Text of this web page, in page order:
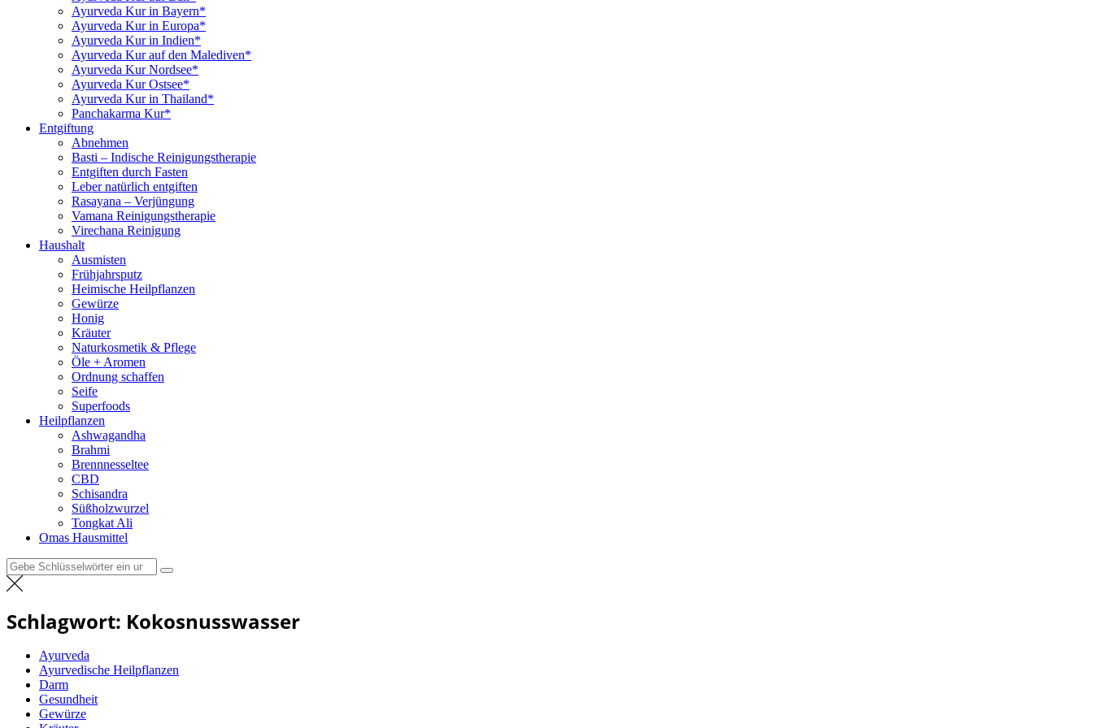
Ayurveda Kur in Bayern*
Ayurveda Kur in Europa*
Ayurveda Kur in Indien*
Ayurveda Kur auf den Malediven*
Ayurveda Kur Nordsee*
Ayurveda Kur Ostsee*
Ayurveda Kur in Thailand*
Panchakarma Kur*
Entgiftung
Abnehmen
Basti – Indische Reinigungstherapie
Entgiften durch Fasten
Leber natürlich entgiften
Rasayana – Verjüngung
Vamana Reinigungstherapie
Virechana Reinigung
Haushalt
Ausmisten
Frühjahrsputz
Heimische Heilpflanzen
Gewürze
Honig
Kräuter
Naturkosmetik & Pflege
Öle + Aromen
Ordnung schaffen
Seife
Superfoods
Heilpflanzen
Ashwagandha
Brahmi
Brennnesseltee
CBD
Schisandra
Süßholzwurzel
Tongkat Ali
Omas Hausmittel
Suchen
nach:
Schlagwort: Kokosnusswasser
Ayurveda
Ayurvedische Heilpflanzen
Darm
Gesundheit
Gewürze